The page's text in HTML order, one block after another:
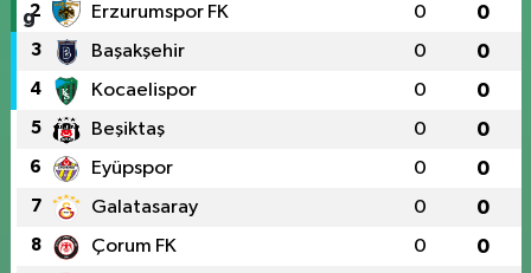
2 Erzurumspor FK 0 0
3 Başakşehir 0 0
4 Kocaelispor 0 0
5 Beşiktaş 0 0
6 Eyüpspor 0 0
7 Galatasaray 0 0
8 Çorum FK 0 0